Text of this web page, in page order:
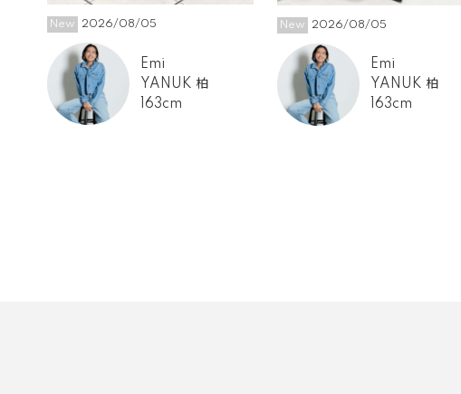
New 2026/08/05
Emi
YANUK 柏
163cm
New 2026/08/05
Emi
YANUK 柏
163cm